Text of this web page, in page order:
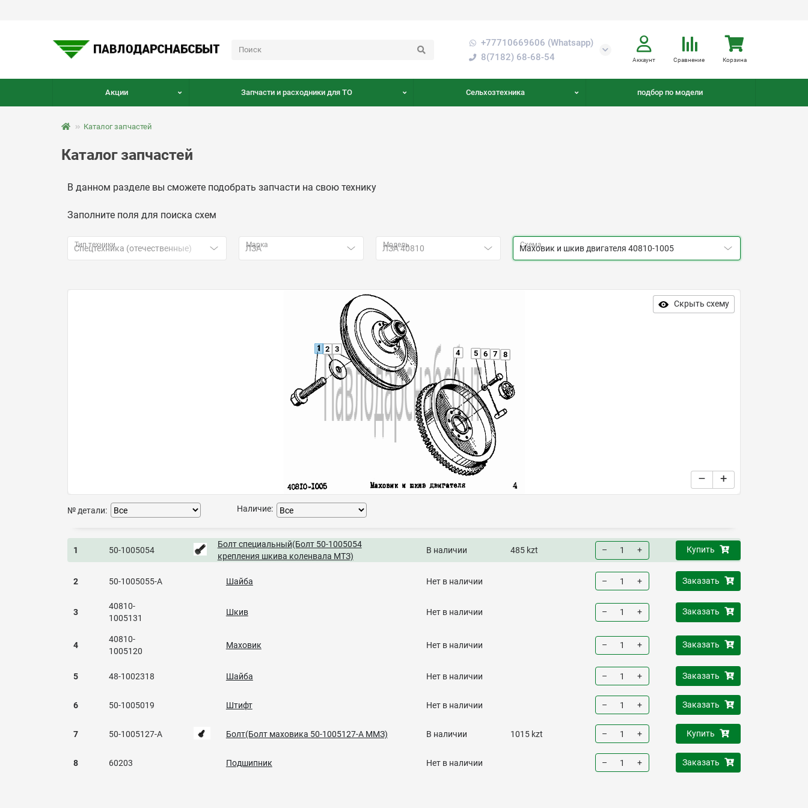
+77710669606 (Whatsapp)
8(7182) 68-68-54
Аккаунт Сравнение Корзина
Акции Запчасти и расходники для ТО Сельхозтехника подбор по модели
Каталог запчастей
Каталог запчастей
В данном разделе вы сможете подобрать запчасти на свою технику
Заполните поля для поиска схем
Тип техники Марка Модель Схема
– +
Скрыть схему
1 2 3 4 5 6 7 8
№ детали: Наличие:
1 50-1005054
Болт специальный(Болт 50-1005054
крепления шкива коленвала МТЗ)
В наличии 485 kzt – + Купить
2 50-1005055-A Шайба Нет в наличии – + Заказать
3
40810-
1005131
Шкив Нет в наличии – + Заказать
4
40810-
1005120
Маховик Нет в наличии – + Заказать
5 48-1002318 Шайба Нет в наличии – + Заказать
6 50-1005019 Штифт Нет в наличии – + Заказать
7 50-1005127-А Болт(Болт маховика 50-1005127-А ММЗ) В наличии 1015 kzt – + Купить
8 60203 Подшипник Нет в наличии – + Заказать